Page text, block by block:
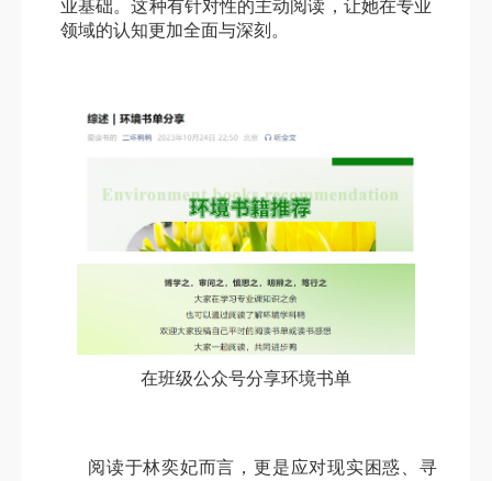
业基础。这种有针对性的主动阅读，让她在专业
领域的认知更加全面与深刻。
在班级公众号分享环境书单
阅读于林奕妃而言，更是应对现实困惑、寻